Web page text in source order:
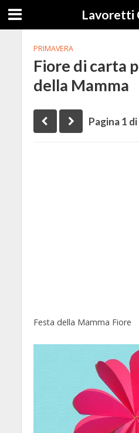
Lavoretti
PRIMAVERA
Fiore di carta
della Mamma
Pagina 1 di
Festa della Mamma Fiore